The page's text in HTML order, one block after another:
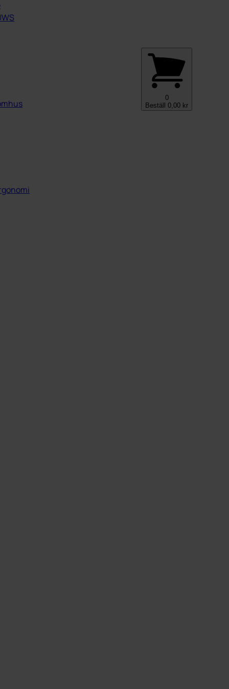
0
Beställ 0,00 kr